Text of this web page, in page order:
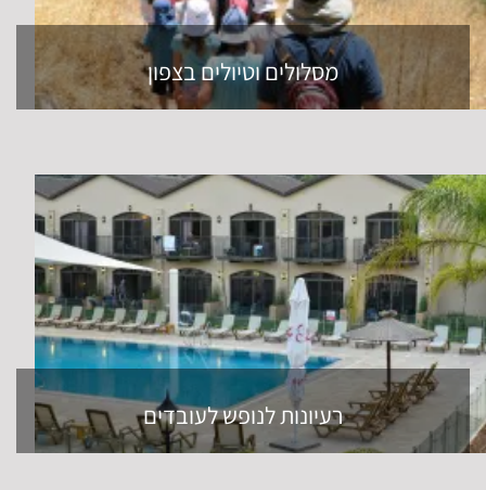
מסלולים וטיולים בצפון
רעיונות לנופש לעובדים